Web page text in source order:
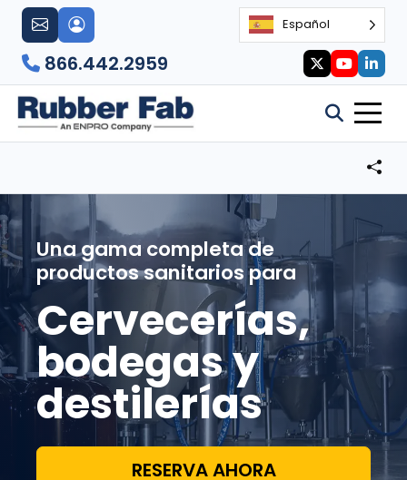
Español
866.442.2959
Una gama completa de
productos sanitarios para
Cervecerías,
bodegas y
destilerías
RESERVA AHORA